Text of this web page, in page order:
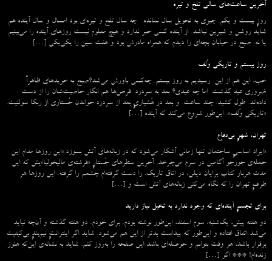
آخرین ساعت‌های سالی تلخ و تیره
روزِ بیست و یکم. چیزی به تحویل سال نمانده. چه سال تلخ و تیره‌ای بود امسال و سال آینده هم
شاید روشن و شیرین نباشد. از آینده کسی خبر ندارد و هیچ معلوم نیست روزهای آینده را می‌بینیم
یا نه. صبح در خیابان بچه‌ای را دیدم که همراه مادرش بود و هفت سین را یکی‌یکی […]
روز بیستم و تاریکی وُلف
خب، این هم از این. رسیدیم به روز بیستم. چه‌کسی باورش می‌شد؟صبح به خریدهای ظاهراً
ضروری عید گذشت. اما چه عیدی؟ بعد به سردرد. قرص‌ها هم انگار خاصیت‌شان را از دست
داده‌اند. طول کشید. چند ساعت. و بعد در هُشیاریِ بعد از سردرد خواندن جُستاری از ربکا سولنیت.
«تاریکی وُلف». این‌طور شروع می‌‌کند که آینده […]
تهران، شهرِ بی‌دفاع
«ایراد اساسیِ ساختمان تنها زمانی آشکار می‌شود که در زبانه‌‌های آتش بسوزد.»این روزها مدام این
جمله‌ی جورجو آگامبن در سرم می‌چرخد. آخرین سطرهای جُستارِ «فرشته‌ی مالیخولیا»یش که این
مدت هربار کتاب برایان دیلن، در اتاق تاریک، را دست گرفته‌ام چشمم را گرفته. این روزها هر
طرفِ تهران را که نگاه می‌کنی زبانه‌های آتش است و […]
برای تجسمِ آینده‌ای که وجود ندارد به تخیل نیاز دارید
دو هفته پیش، یک‌شنبه، سوم اسفند، این‌طور نوشته بودم. برای خودم. دو هفته گذشته و آن‌چه نباید
می‌شد اتفاق افتاده و این‌طور که پیداست بدتر از این هم می‌شود. شاید اگر اینترانتِ نیم‌بندِ بی‌کیفیت
برقرار باشد، هر وقت بتوانم و حوصله‌ای باشد این صفحه را به‌روز کنم. شاید به نشانه‌ی این‌که هنوز
زنده‌ام! *** اگر […]